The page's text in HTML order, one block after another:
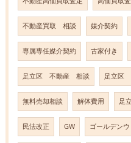
不動産買取 相談 媒介契約
専属専任媒介契約 古家付き
足立区 不動産 相談 足立区
無料売却相談 解体費用 足
民法改正 GW ゴールデンウ